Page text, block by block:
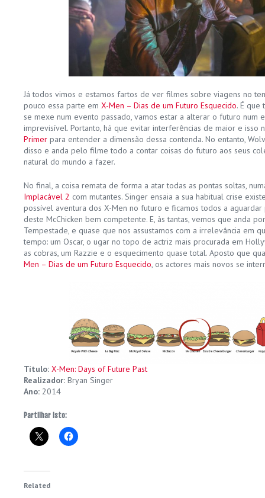
Já todos vimos e estamos fartos de ver filmes sobre viagens no
pouco essa parte em X-Men – Dias de um Futuro Esquecido. É que
se mexe num evento passado, vamos estar a alterar o futuro num
imprevisível. Portanto, há que evitar interferências de maior e isso
Primer para entender a dimensão dessa contenda. No entanto,
disso e anda pelo filme todo a contar coisas do futuro aos seus
natural do mundo a fazer.
No final, a coisa remata de forma a atar todas as pontas soltas,
Implacável 2 com mutantes. Singer ensaia a sua habitual crise
possível aventura dos X-Men no futuro e ficamos todos a
deste McChicken bem competente. E, às tantas, vemos que anda
Tempestade, e quase que nos assustamos com a irrelevância em
tempo: um Oscar, o ugar no topo de actriz mais procurada em
as cobras, um Razzie e o esquecimento quase total. Aposto que
Men – Dias de um Futuro Esquecido, os actores mais novos se
Título: X-Men: Days of Future Past
Realizador: Bryan Singer
Ano: 2014
Partilhar isto:
Related